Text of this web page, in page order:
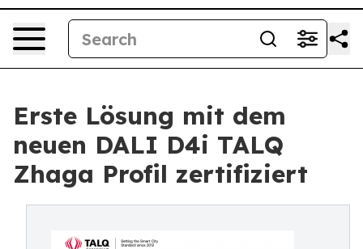
Erste Lösung mit dem
neuen DALI D4i TALQ
Zhaga Profil zertifiziert